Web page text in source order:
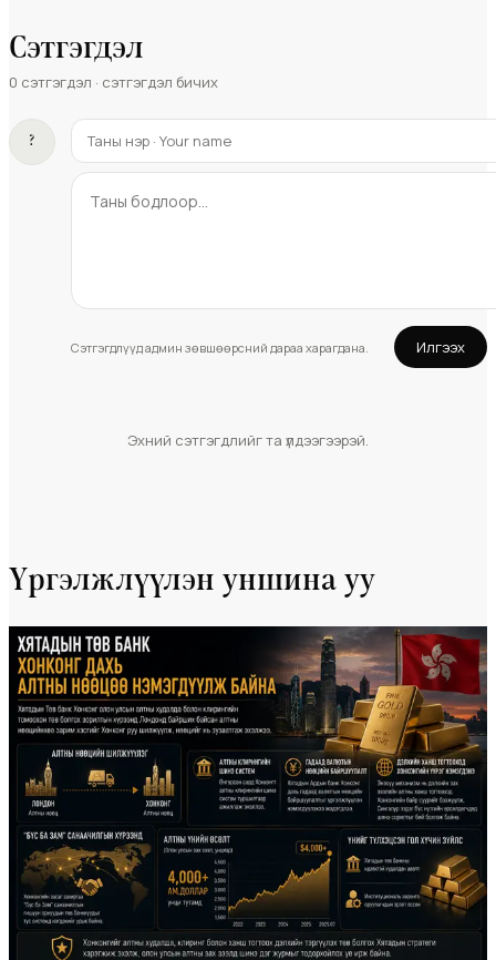
Сэтгэгдэл
0 сэтгэгдэл · сэтгэгдэл бичих
?
Сэтгэгдлүүд админ зөвшөөрсний дараа харагдана. Илгээх
Эхний сэтгэгдлийг та үлдээгээрэй.
Үргэлжлүүлэн уншина уу
Мэдээ#dailynews